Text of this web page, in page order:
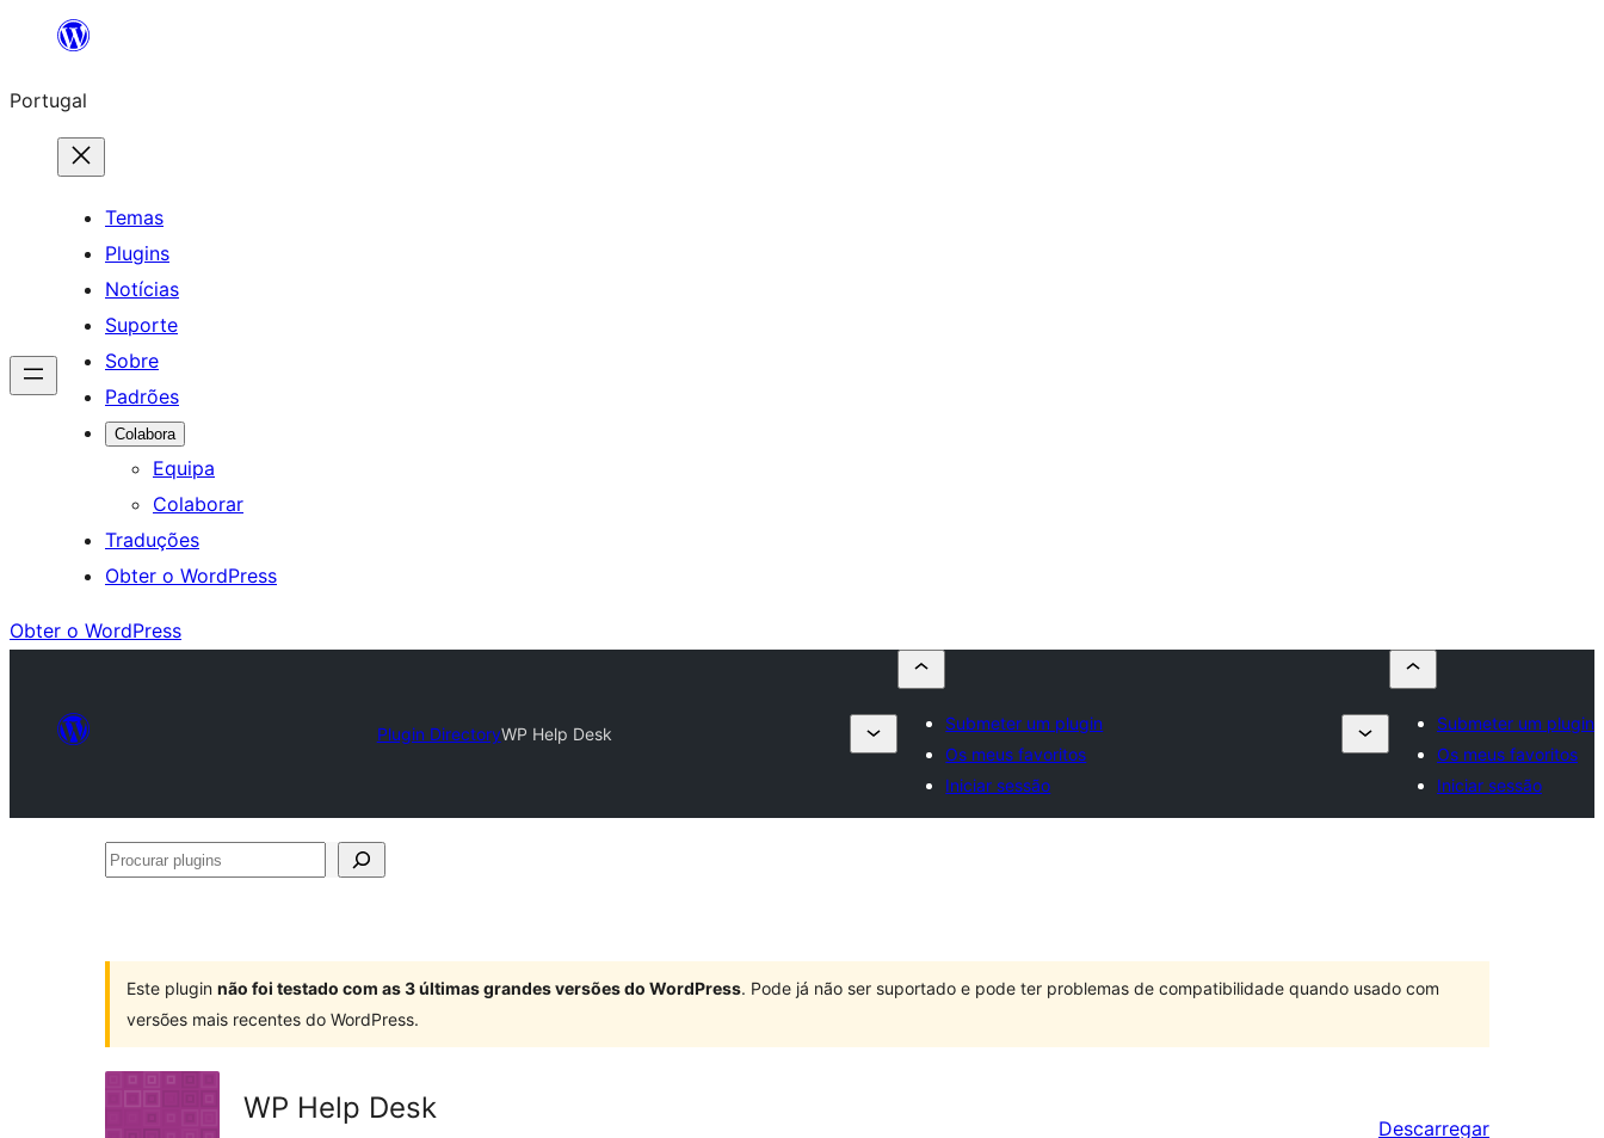
Saltar
o
conteúdo
Portugal
Temas
Plugins
Notícias
Suporte
Sobre
Padrões
Colabora
Equipa
Colaborar
Traduções
Obter o WordPress
Obter o WordPress
Plugin DirectoryWP Help Desk
Submeter um plugin
Os meus favoritos
Iniciar sessão
Submeter um plugin
Os meus favoritos
Iniciar sessão
Procurar
Este plugin não foi testado com as 3 últimas grandes versões do WordPress. Pode já não ser suportado e pode ter problemas de compatibilidade quando usado com
versões mais recentes do WordPress.
WP Help Desk
Descarregar